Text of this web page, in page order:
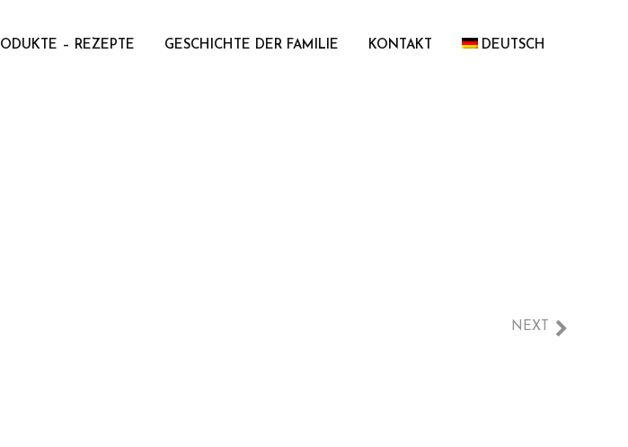
– REZEPTE GESCHICHTE DER FAMILIE KONTAKT DEUTSCH
NEXT